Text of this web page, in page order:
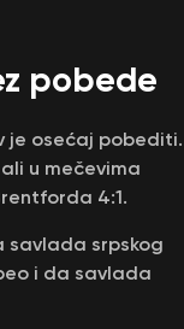
pobede
je osećaj pobediti.
u mečevima
4:1.
savlada srpskog
i da savlada